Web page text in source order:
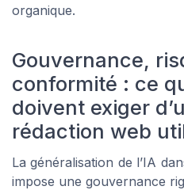
organique.
Gouvernance,
conformité : ce
doivent exiger
rédaction web
La généralisation de l’IA
impose une gouvernance